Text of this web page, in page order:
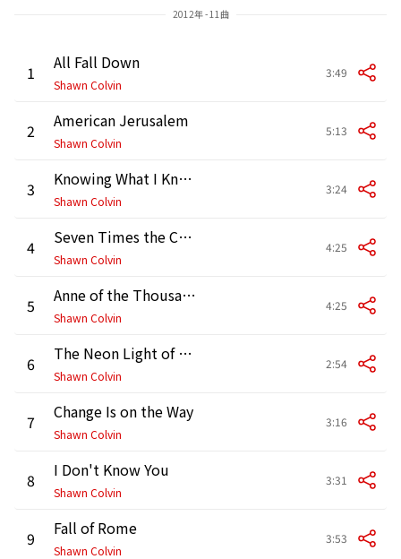
2012年 - 11曲
1 All Fall Down
Shawn Colvin
3:49
2 American Jerusalem
Shawn Colvin
5:13
3 Knowing What I Know Now
Shawn Colvin
3:24
4 Seven Times the Charm
Shawn Colvin
4:25
5 Anne of the Thousand Days
Shawn Colvin
4:25
6 The Neon Light of the Saints
Shawn Colvin
2:54
7 Change Is on the Way
Shawn Colvin
3:16
8 I Don't Know You
Shawn Colvin
3:31
9 Fall of Rome
Shawn Colvin
3:53